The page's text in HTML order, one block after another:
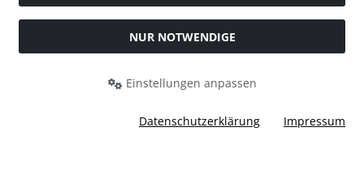
Alle Preise inkl. gesetzl. MwSt. zzgl.Versandkosten. Die
bei Bastel-Welt Schobes.
NUR NOTWENDIGE
Einstellungen anpassen
Datenschutzerklärung Impressum